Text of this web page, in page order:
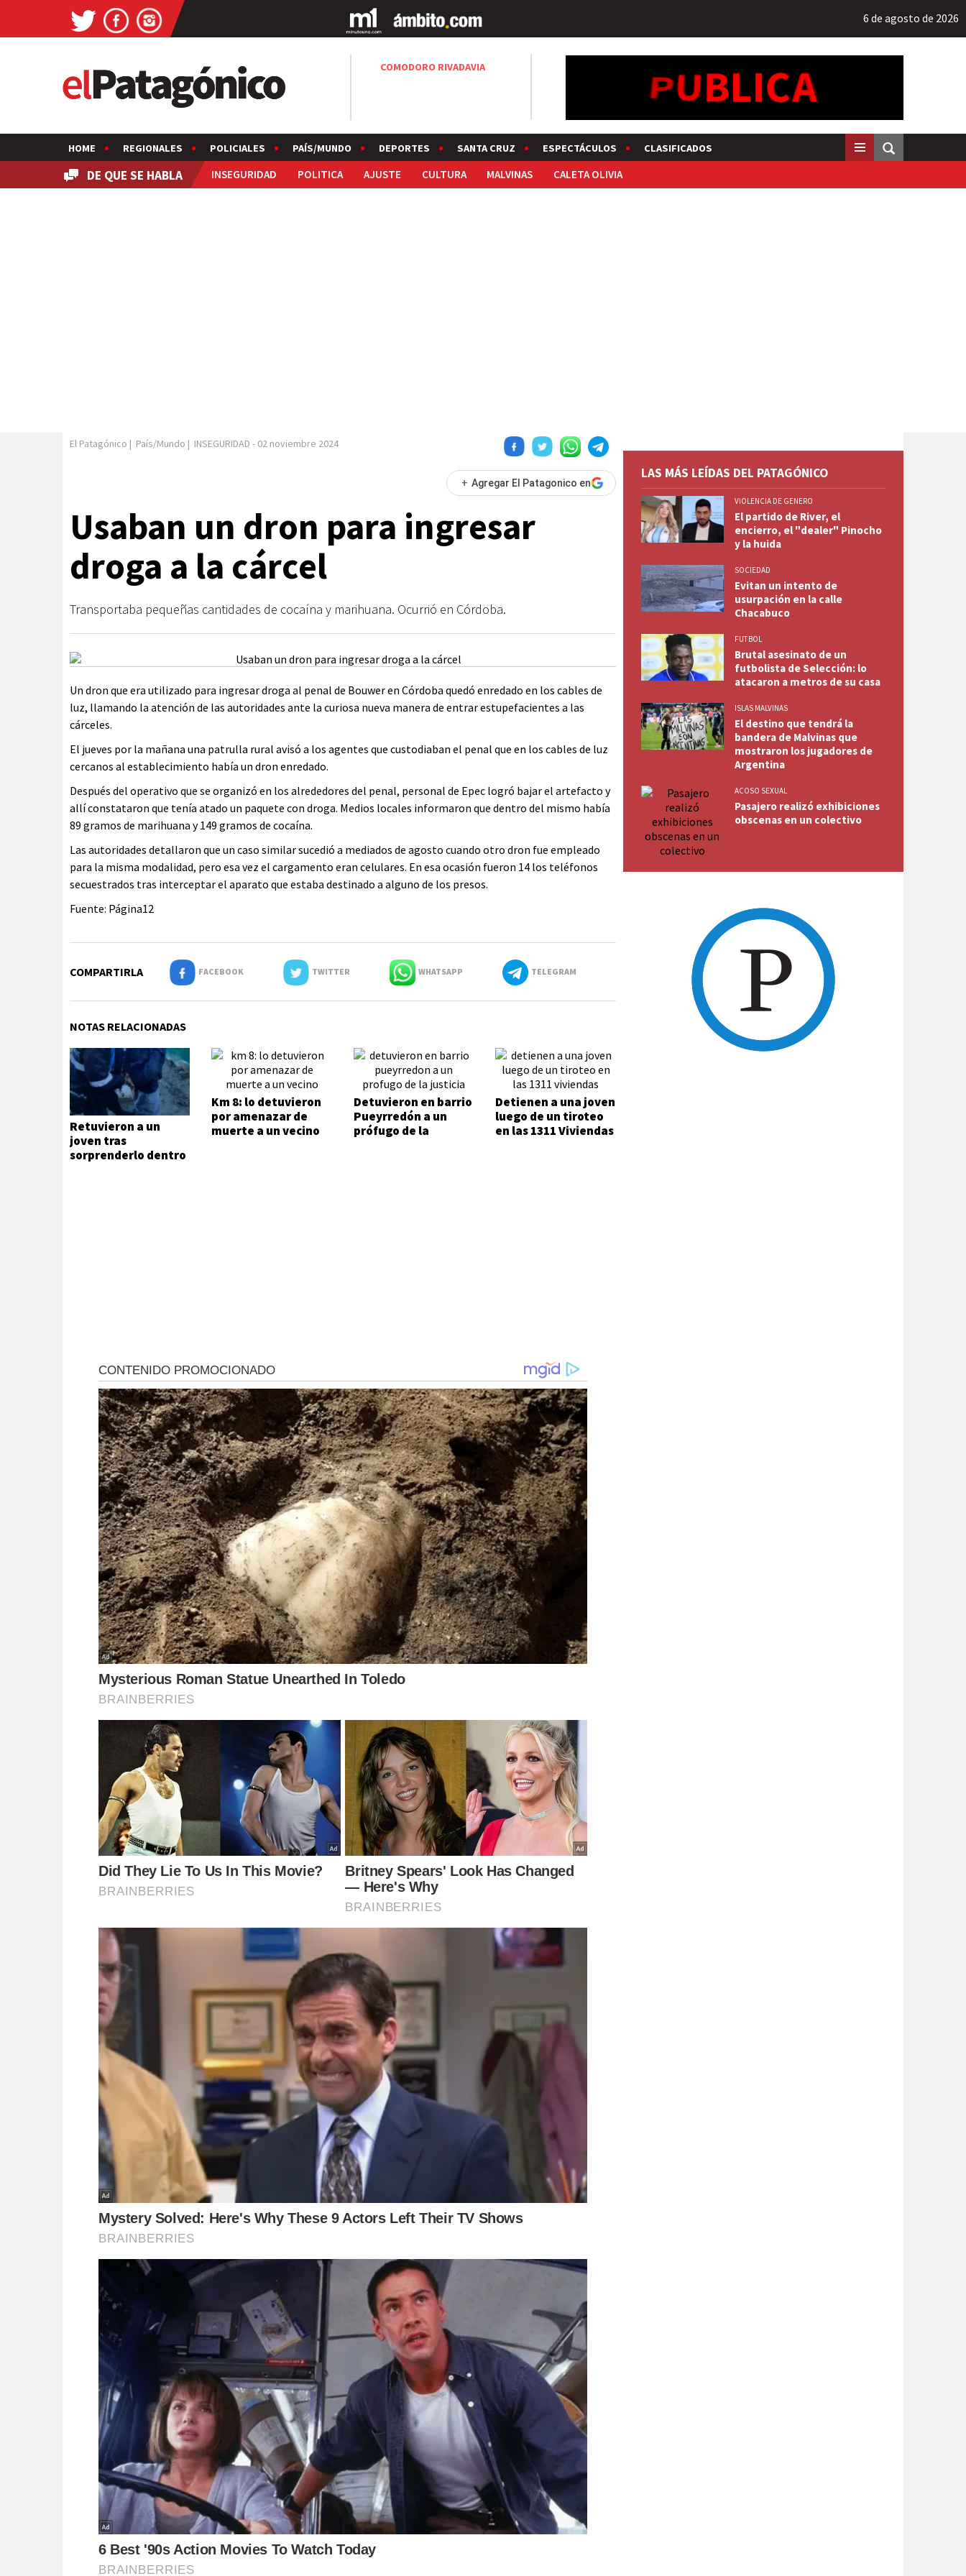
6 de agosto de 2026
COMODORO RIVADAVIA
HOME REGIONALES POLICIALES PAÍS/MUNDO DEPORTES SANTA CRUZ ESPECTÁCULOS CLASIFICADOS
DE QUE SE HABLA INSEGURIDAD POLITICA AJUSTE CULTURA MALVINAS CALETA OLIVIA
El Patagónico | País/Mundo | INSEGURIDAD - 02 noviembre 2024
+ Agregar El Patagonico en
Usaban un dron para ingresar
droga a la cárcel
Transportaba pequeñas cantidades de cocaína y marihuana. Ocurrió en Córdoba.
Un dron que era utilizado para ingresar droga al penal de Bouwer en Córdoba quedó enredado en los cables de
luz, llamando la atención de las autoridades ante la curiosa nueva manera de entrar estupefacientes a las
cárceles.
El jueves por la mañana una patrulla rural avisó a los agentes que custodiaban el penal que en los cables de luz
cercanos al establecimiento había un dron enredado.
Después del operativo que se organizó en los alrededores del penal, personal de Epec logró bajar el artefacto y
allí constataron que tenía atado un paquete con droga. Medios locales informaron que dentro del mismo había
89 gramos de marihuana y 149 gramos de cocaína.
Las autoridades detallaron que un caso similar sucedió a mediados de agosto cuando otro dron fue empleado
para la misma modalidad, pero esa vez el cargamento eran celulares. En esa ocasión fueron 14 los teléfonos
secuestrados tras interceptar el aparato que estaba destinado a alguno de los presos.
Fuente: Página12
COMPARTIRLA FACEBOOK TWITTER WHATSAPP TELEGRAM
NOTAS RELACIONADAS
Retuvieron a un
joven tras
sorprenderlo dentro
Km 8: lo detuvieron
por amenazar de
muerte a un vecino
Detuvieron en barrio
Pueyrredón a un
prófugo de la
Detienen a una joven
luego de un tiroteo
en las 1311 Viviendas
LAS MÁS LEÍDAS DEL PATAGÓNICO
VIOLENCIA DE GENERO
El partido de River, el
encierro, el "dealer" Pinocho
y la huida
SOCIEDAD
Evitan un intento de
usurpación en la calle
Chacabuco
FUTBOL
Brutal asesinato de un
futbolista de Selección: lo
atacaron a metros de su casa
ISLAS MALVINAS
El destino que tendrá la
bandera de Malvinas que
mostraron los jugadores de
Argentina
ACOSO SEXUAL
Pasajero realizó exhibiciones
obscenas en un colectivo